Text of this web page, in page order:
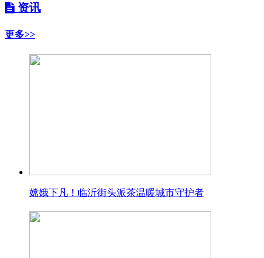
资讯
更多>>
嫦娥下凡！临沂街头派茶温暖城市守护者